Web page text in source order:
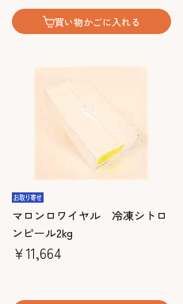
買い物かごに入れる
マロンロワイヤル 冷凍シトロ
ンピール2kg
￥11,664